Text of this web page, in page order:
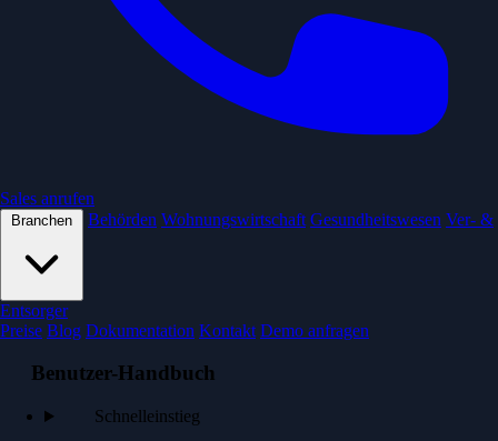
Sales anrufen
Behörden Wohnungswirtschaft Gesundheitswesen Ver- &
Entsorger
Preise Blog Dokumentation Kontakt Demo anfragen
Benutzer-Handbuch
Schnelleinstieg